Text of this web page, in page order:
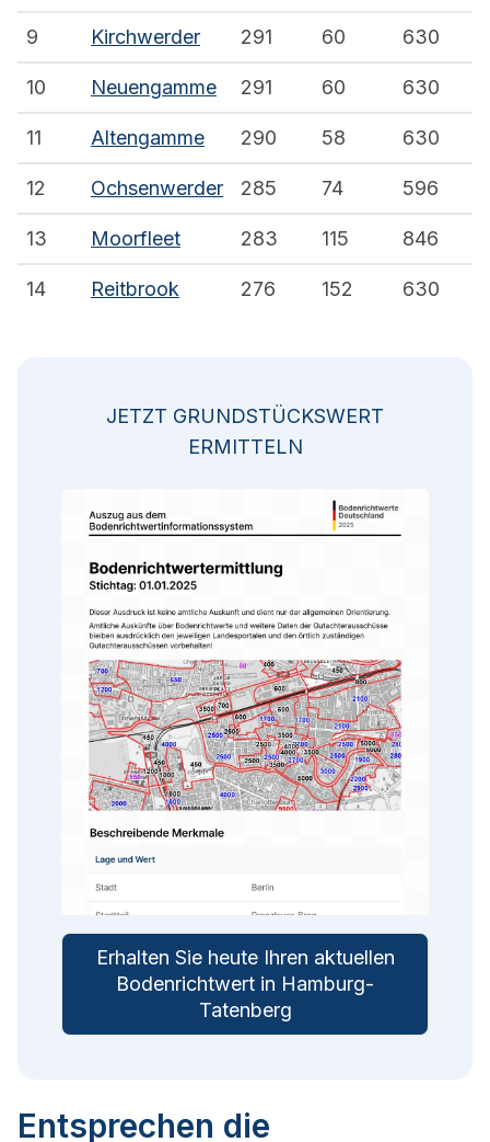
9 Kirchwerder 291 60 630
10 Neuengamme 291 60 630
11 Altengamme 290 58 630
12 Ochsenwerder 285 74 596
13 Moorfleet 283 115 846
14 Reitbrook 276 152 630
JETZT GRUNDSTÜCKSWERT
ERMITTELN
Erhalten Sie heute Ihren aktuellen
Bodenrichtwert in Hamburg-
Tatenberg
Entsprechen die